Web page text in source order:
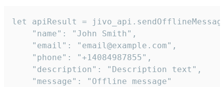
let apiResult =
    "name": "John Smith",
    "email": "email@example.com",
    "phone": "+14084987855",
    "description": "Description text",
    "message": "Offline message"